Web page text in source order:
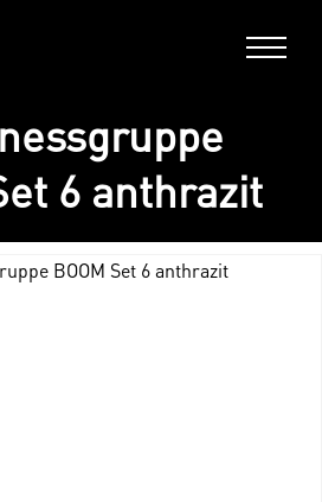
6 anthrazit